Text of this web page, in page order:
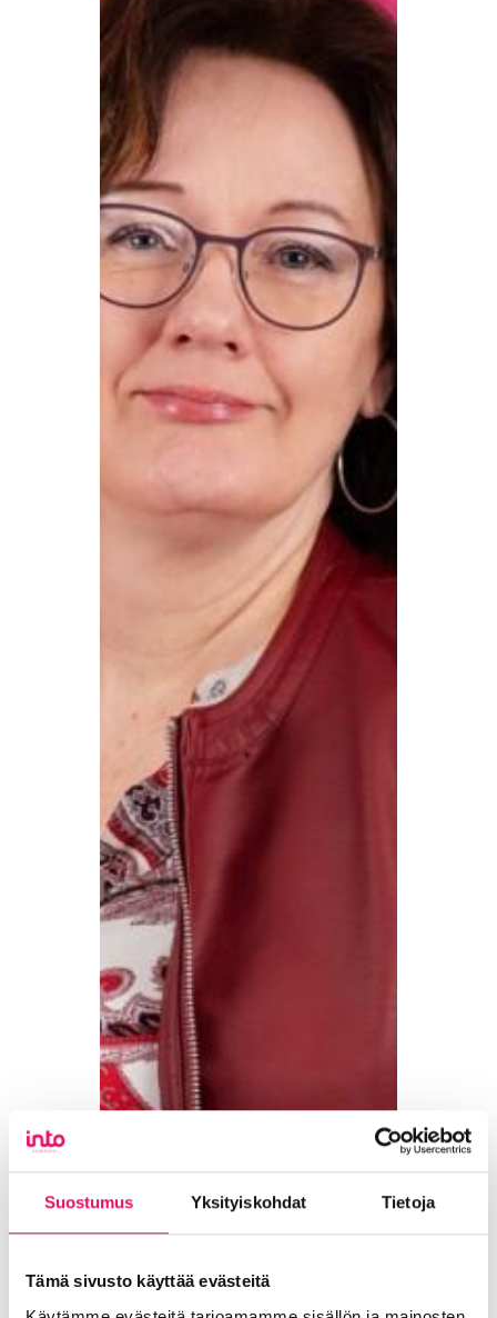
Suostumus Yksityiskohdat Tietoja
Tämä sivusto käyttää evästeitä